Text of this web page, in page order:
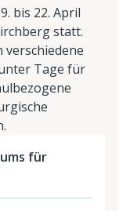
bis 22. April
statt.
Tage für
für